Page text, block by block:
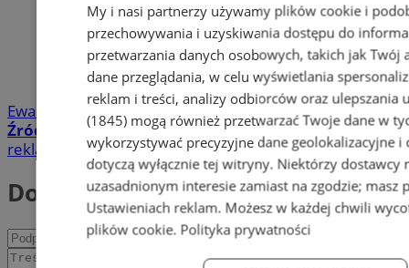
Ewa Kurpas
Źródło:
UM Piekary Śląskie
reklama
Dodaj komentarz
My i nasi partnerzy używamy plików cookie i
przechowywania i uzyskiwania dostępu do
przetwarzania danych osobowych, takich jak
dane przeglądania, w celu wyświetlania
reklam i treści, analizy odbiorców oraz ulepszania
(1845)mogą również przetwarzać Twoje dane w
wykorzystywać precyzyjne dane geolokalizacyjne
dotyczą wyłącznie tej witryny. Niektórzy dostawcy
uzasadnionym interesie zamiast na zgodzie; masz
Ustawieniach reklam. Możesz w każdej chwili
plików cookie. Polityka prywatności